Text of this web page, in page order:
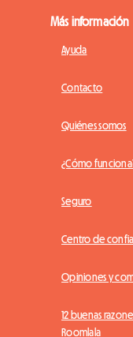
Más información
Ayuda
Contacto
Quiénes somos
¿Cómo
Seguro
Centro de
Opiniones y
12 buenas
Roomlala